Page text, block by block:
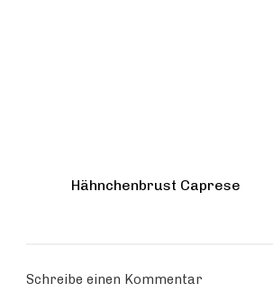
Hähnchenbrust Caprese
Schreibe einen Kommentar